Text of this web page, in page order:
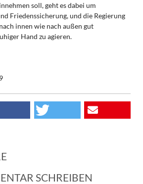
soll, geht es dabei um
Friedenssicherung, und die Regierung
innen wie nach außen gut
Hand zu agieren.
SCHREIBEN